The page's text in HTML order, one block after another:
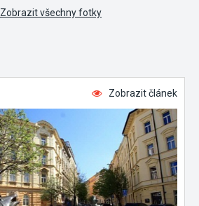
Zobrazit všechny fotky
Zobrazit článek